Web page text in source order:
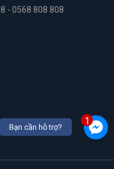
1
Bạn cần hỗ trợ?
- 0568 808 808